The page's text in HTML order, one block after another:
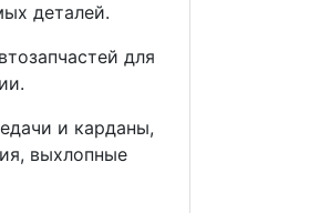
деталей.
для
и карданы,
выхлопные